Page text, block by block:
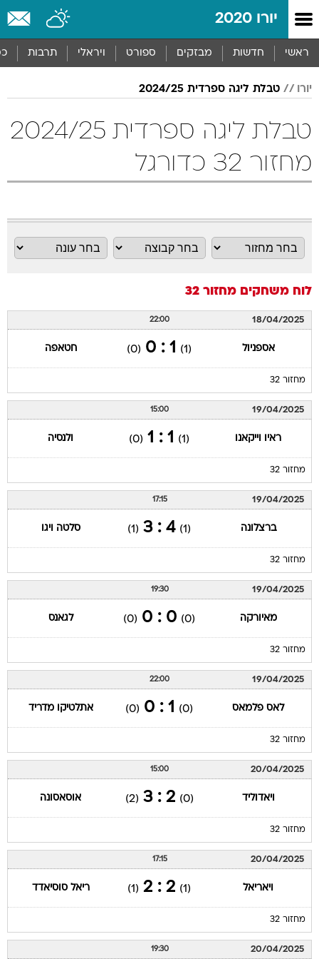
יורו 2020
ראשי חדשות מבזקים ספורט ויראלי תרבות
יורו טבלת ליגה ספרדית 2024/25
טבלת ליגה ספרדית 2024/25
מחזור 32 כדורגל
לוח משחקים מחזור 32
18/04/2025
22:00
אספניול (1)
1 : 0
(0) חטאפה
מחזור 32
19/04/2025
15:00
ראיו וייקאנו (1)
1 : 1
(0) ולנסיה
מחזור 32
19/04/2025
17:15
ברצלונה (1)
4 : 3
(1) סלטה ויגו
מחזור 32
19/04/2025
19:30
מאיורקה (0)
0 : 0
(0) לגאנס
מחזור 32
19/04/2025
22:00
לאס פלמאס (0)
1 : 0
(0) אתלטיקו מדריד
מחזור 32
20/04/2025
15:00
ויאדוליד (0)
2 : 3
(2) אוסאסונה
מחזור 32
20/04/2025
17:15
ויאריאל (1)
2 : 2
(1) ריאל סוסיאדד
מחזור 32
20/04/2025
19:30